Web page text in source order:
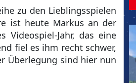
zu den Lieblingsspielen
ist heute Markus an der
Videospiel-Jahr, das eine
fiel es ihm recht schwer,
Überlegung sind hier nun